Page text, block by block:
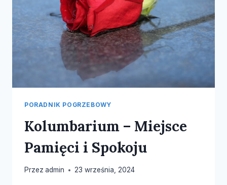
PORADNIK POGRZEBOWY
Kolumbarium – Miejsce
Pamięci i Spokoju
Przez admin 23 września, 2024